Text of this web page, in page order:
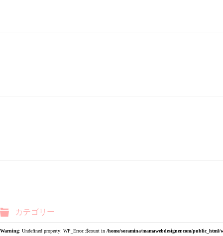
カテゴリー
Warning: Undefined property: WP_Error::$count in /home/soramina/mamawebdesigner.com/